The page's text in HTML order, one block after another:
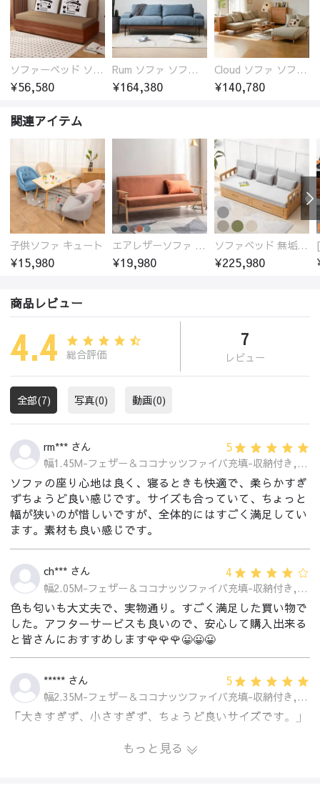
ソファーベッド ソファベッド 2人 3人掛け 「幅100～180cm」ソファー ソファーベッド 1人掛け 2人掛け 3人掛け 収納付き 北欧 コンパクト-fsx-1005
¥56,580
Rum ソファ ソファー おしゃれ 1人掛け～4人掛け ウォールナットorオーク材フレーム 西海岸風 肘掛
¥164,380
Cloud ソファ ソファーおしゃれ 1人掛け～3人掛け チェリー材フレーム 木製 北欧 おしゃれ 5カラー 自由レイアウト
¥140,780
関連アイテム
子供ソファ キュート
¥15,980
エアレザーソファ おしゃれ 無地 1人用 二人掛け 3人掛け
¥19,980
ソファベッド 無垢材フレーム
¥225,980
商品レビュー
4.4 総合評価
7
レビュー
全部(7) 写真(0) 動画(0)
rm*** さん 5
幅1.45M-フェザー＆ココナッツファイバ充填-収納付き,ダークブラウン
ソファの座り心地は良く、寝るときも快適で、柔らかすぎ
ずちょうど良い感じです。サイズも合っていて、ちょっと
幅が狭いのが惜しいですが、全体的にはすごく満足してい
ます。素材も良い感じです。
ch*** さん 4
幅2.05M-フェザー＆ココナッツファイバ充填-収納付き,ダークブラウン
色も匂いも大丈夫で、実物通り。すごく満足した買い物で
した。アフターサービスも良いので、安心して購入出来る
と皆さんにおすすめします🌹🌹🌹😀😀😀
***** さん 5
幅2.35M-フェザー＆ココナッツファイバ充填-収納付き,グレー
「大きすぎず、小さすぎず、ちょうど良いサイズです。」
もっと見る